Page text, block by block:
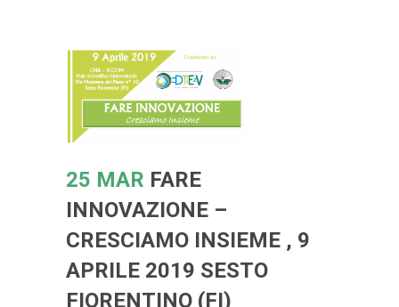
25 MAR FARE
INNOVAZIONE –
CRESCIAMO INSIEME , 9
APRILE 2019 SESTO
FIORENTINO (FI)